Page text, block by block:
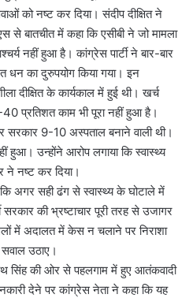
को नष्ट कर दिया। संदीप दीक्षित ने
बातचीत में कहा कि एसीबी ने जो मामला
नहीं हुआ है। कांग्रेस पार्टी ने बार-बार
धन का दुरुपयोग किया गया। इन
दीक्षित के कार्यकाल में हुई थी। खर्च
प्रतिशत काम भी पूरा नहीं हुआ है।
सरकार 9-10 अस्पताल बनाने वाली थी।
हुआ। उन्होंने आरोप लगाया कि स्वास्थ्य
ने नष्ट कर दिया।
कि अगर सही ढंग से स्वास्थ्य के घोटाले में
सरकार की भ्रष्टाचार पूरी तरह से उजागर
में अदालत में केस न चलाने पर निराशा
उठाए।
सिंह की ओर से पहलगाम में हुए आतंकवादी
देने पर कांग्रेस नेता ने कहा कि यह